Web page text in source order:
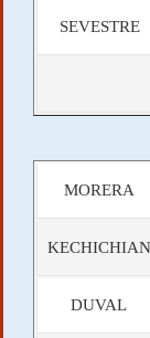
SEVESTRE
MORERA
KECHICHIAN
DUVAL